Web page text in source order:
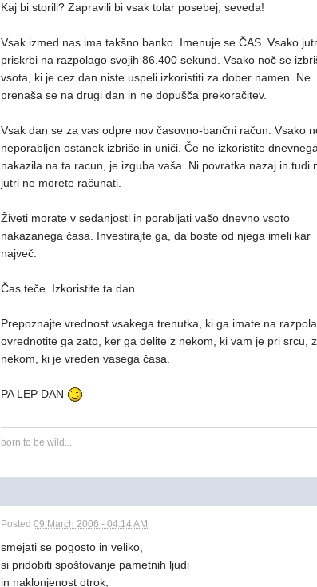
Kaj bi storili? Zapravili bi vsak tolar posebej, seveda!
Vsak izmed nas ima takšno banko. Imenuje se ČAS. Vsako
priskrbi na razpolago svojih 86.400 sekund. Vsako noč se
vsota, ki je cez dan niste uspeli izkoristiti za dober namen. Ne
prenaša se na drugi dan in ne dopušča prekoračitev.
Vsak dan se za vas odpre nov časovno-bančni račun. Vsako
neporabljen ostanek izbriše in uniči. Če ne izkoristite dnevnega
nakazila na ta racun, je izguba vaša. Ni povratka nazaj in tudi
jutri ne morete računati.
Živeti morate v sedanjosti in porabljati vašo dnevno vsoto
nakazanega časa. Investirajte ga, da boste od njega imeli kar
največ.
Čas teče. Izkoristite ta dan...
Prepoznajte vrednost vsakega trenutka, ki ga imate na
ovrednotite ga zato, ker ga delite z nekom, ki vam je pri srcu, z
nekom, ki je vreden vasega časa.
PA LEP DAN
born to be wild...
Posted09 March 2006 - 04:14 AM
smejati se pogosto in veliko,
si pridobiti spoštovanje pametnih ljudi
in naklonjenost otrok,